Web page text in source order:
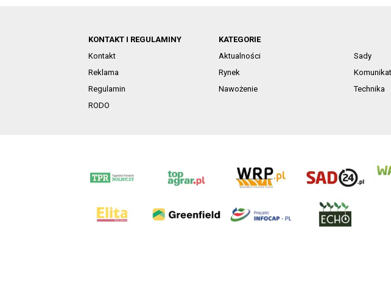
KONTAKT I REGULAMINY
Kontakt
Reklama
Regulamin
RODO
KATEGORIE
Aktualności
Sady
Rynek
Nawożenie
Technika